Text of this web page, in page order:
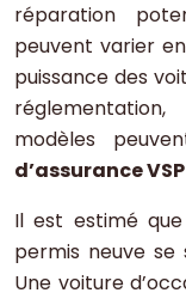
réparation
peuvent varier
puissance des
modèles
d’assurance VSP
Il est estimé
permis neuve se
Une voiture